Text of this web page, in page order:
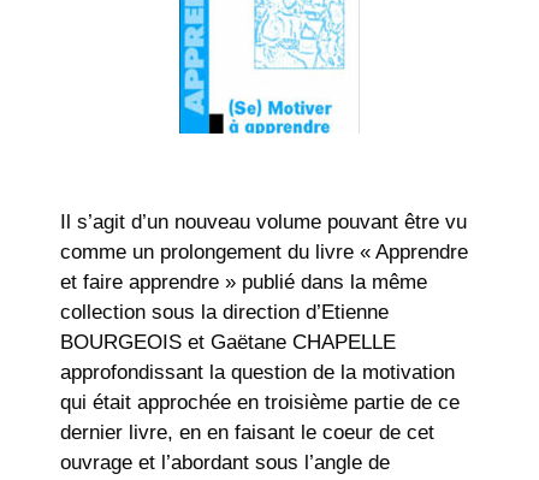
Il s’agit d’un nouveau volume pouvant être vu
comme un prolongement du livre « Apprendre
et faire apprendre » publié dans la même
collection sous la direction d’Etienne
BOURGEOIS et Gaëtane CHAPELLE
approfondissant la question de la motivation
qui était approchée en troisième partie de ce
dernier livre, en en faisant le coeur de cet
ouvrage et l’abordant sous l’angle de